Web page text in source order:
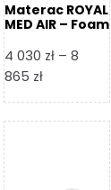
Materac ROYAL
MED AIR – Foam
4 030 zł – 8
865 złZakres
od